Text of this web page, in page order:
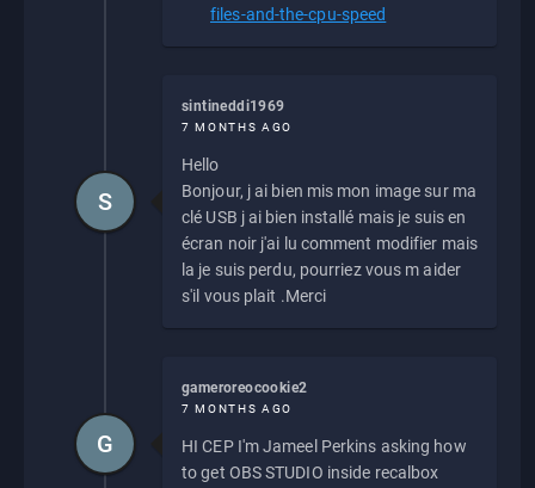
files-and-the-cpu-speed
sintineddi1969
7 MONTHS AGO
Hello
Bonjour, j ai bien mis mon image sur ma
clé USB j ai bien installé mais je suis en
écran noir j'ai lu comment modifier mais
la je suis perdu, pourriez vous m aider
s'il vous plait .Merci
S
gameroreocookie2
7 MONTHS AGO
HI CEP I'm Jameel Perkins asking how
to get OBS STUDIO inside recalbox
G